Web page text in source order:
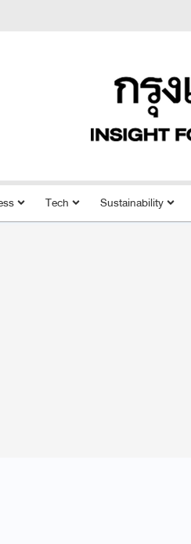
Tech Sustainability